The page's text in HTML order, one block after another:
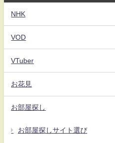
NHK
VOD
VTuber
お花見
お部屋探し
お部屋探しサイト選び